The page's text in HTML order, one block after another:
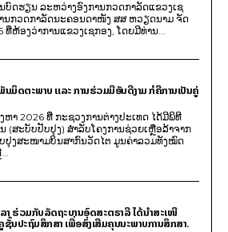
ດຮຽນ ລະຫວ່າງອົງການກວດກາລັດແຂວງເຊ
ນກວດກາລັດນະຄອນດາໜັງ ສສ ຫວຽດນາມ ຈັດ
ຫ້ອງວ່າການແຂວງເຊກອງ, ໂດຍມີທ່ານ...
ມິດຕະພາບ ແລະ ການຮ່ວມມືອັນດີງາມ ກໍຄືການເປັນຄູ່
ຫາ 2026 ທີ່ ກະຊວງການຕ່າງປະເທດ ໄດ້ມີພິທີ
(ສະບັບປັບປຸງ) ສໍາລັບໂຄງການຊ່ວຍເຫຼືອລ້າຈາກ
ປຸງສະໜາມບິນສາກົນວັດໄຕ ມູນຄ່າລວມທັງໝົດ
າ ຮ່ວມກັບລັດຖະບານອົດສະຕຣາລີ ໄດ້ນຳສະເໜີ
ຊັ້ນປະຖົມສຶກສາ ເພື່ອສົ່ງເສີມຄຸນນະພາບການສຶກສາ.